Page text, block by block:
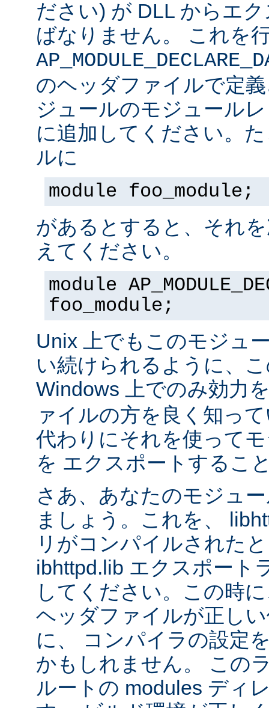
ださい) が DLL からエ
ばなりません。 これを
のヘッダファイルで定
ジュールのモジュール
に追加してください。
ルに
module foo_module;
があるとすると、それ
えてください。
module
foo_module;
Unix 上でもこのモジュ
い続けられるように、
Windows 上でのみ効力
ァイルの方を良く知っ
代わりにそれを使って
を エクスポートするこ
さあ、あなたのモジュ
ましょう。これを、
リがコンパイルされた
ibhttpd.lib エクスポート
してください。この時
ヘッダファイルが正し
に、 コンパイラの設定
かもしれません。 この
ルートの modules ディ